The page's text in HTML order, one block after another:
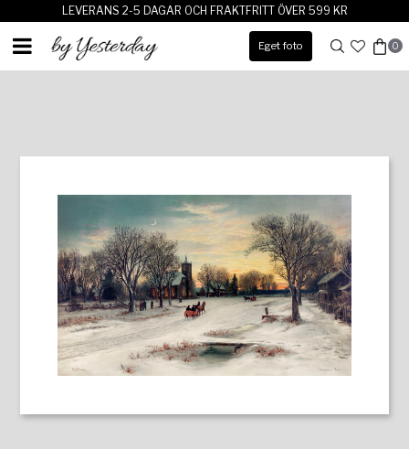
LEVERANS 2-5 DAGAR OCH FRAKTFRITT ÖVER 599 KR
Eget foto 0